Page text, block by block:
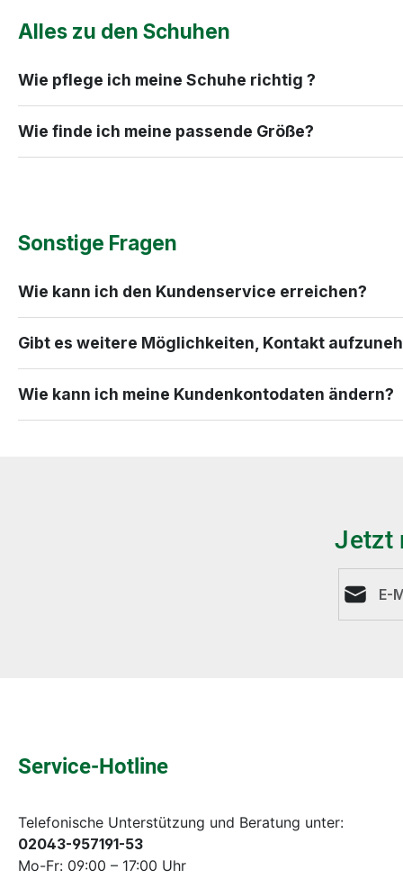
Alles zu den Schuhen
Wie pflege ich meine Schuhe richtig ?
Wie finde ich meine passende Größe?
Sonstige Fragen
Wie kann ich den Kundenservice erreichen?
Gibt es weitere Möglichkeiten, Kontakt
Wie kann ich meine Kundenkontodaten ändern?
Jetzt
Service-Hotline
Telefonische Unterstützung und Beratung unter:
02043-957191-53
Mo-Fr: 09:00 – 17:00 Uhr